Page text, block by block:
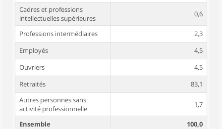
Cadres et professions
intellectuelles supérieures
0,6
Professions intermédiaires
2,3
Employés
4,5
Ouvriers
4,5
Retraités
83,1
Autres personnes sans
activité professionnelle
1,7
Ensemble
100,0